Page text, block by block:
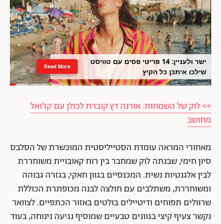
ישר ולעניין: 14 פריטי פסים עם טוויסט
שילכו איתכן כל הקיץ
Read More
>> לוק של השמחות: אורנה דץ קוברת לכולן עם קז'ואל
מחושב
מאחורי המראה עומדת הסטייליסטית המוכשרת של הסלבס
סיון חימי, שבנתה לוק שמחבר בין רוח קאובויית משוחררת
לבין אלגנטיות נשית. המכנסיים בגוון חאקי, בגזרה גבוהה
ומשוחררת, משתלבים עם חולצה לבנה מכופתרת הכוללת
שרוולים תפוחים ודיטיילים בולטים באזור הכתפיים. לצוואר
נקשר צעיף קיצי בגוונים טבעיים שמוסיף נגיעה נינוחה, בעוד